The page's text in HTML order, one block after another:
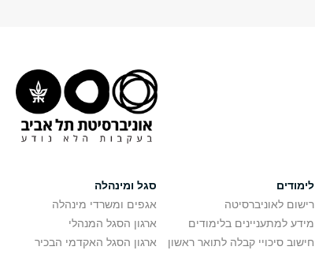
לימודים
רישום לאוניברסיטה
מידע למתעניינים בלימודים
חישוב סיכויי קבלה לתואר ראשון
סגל ומינהלה
אגפים ומשרדי מינהלה
ארגון הסגל המנהלי
ארגון הסגל האקדמי הבכיר